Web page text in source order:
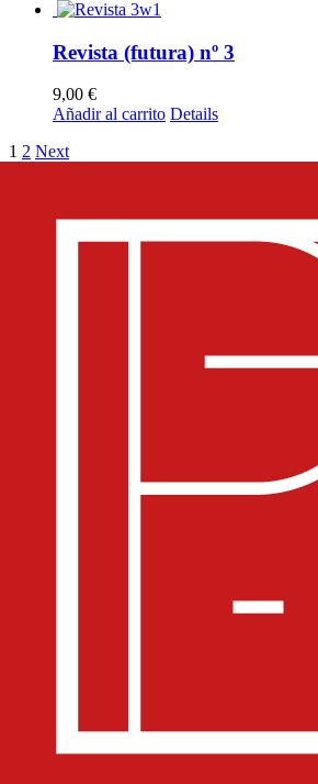
Revista (futura) nº 3
9,00 €
Añadir al carrito Details
1 2 Next